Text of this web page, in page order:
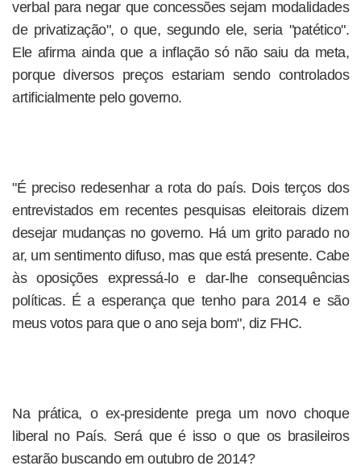
verbal para negar que concessões sejam modalidades
de privatização", o que, segundo ele, seria "patético".
Ele afirma ainda que a inflação só não saiu da meta,
porque diversos preços estariam sendo controlados
artificialmente pelo governo.
"É preciso redesenhar a rota do país. Dois terços dos
entrevistados em recentes pesquisas eleitorais dizem
desejar mudanças no governo. Há um grito parado no
ar, um sentimento difuso, mas que está presente. Cabe
às oposições expressá-lo e dar-lhe consequências
políticas. É a esperança que tenho para 2014 e são
meus votos para que o ano seja bom", diz FHC.
Na prática, o ex-presidente prega um novo choque
liberal no País. Será que é isso o que os brasileiros
estarão buscando em outubro de 2014?